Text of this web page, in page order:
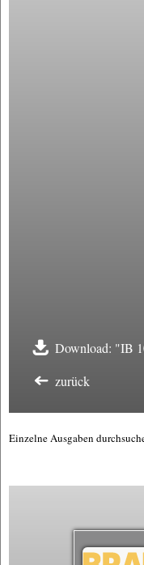
Download: "IB
zurück
Einzelne Ausgaben